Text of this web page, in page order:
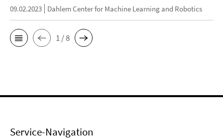
09.02.2023 Dahlem Center for Machine Learning and Robotics
1 / 8
Service-Navigation